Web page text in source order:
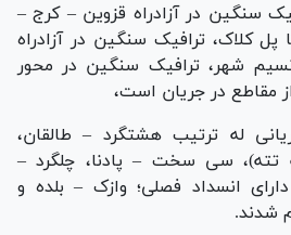
سنگین در آزادراه قزوین – کرج –
پل کلاک، ترافیک سنگین در آزادراه
شهر، ترافیک سنگین در محور
مقاطع در جریان است،
له ترتیب هشتگرد – طالقان،
تته)، سی سخت – پادنا، چلگرد –
انسداد فصلی؛ وازک – بلده و
شدند.